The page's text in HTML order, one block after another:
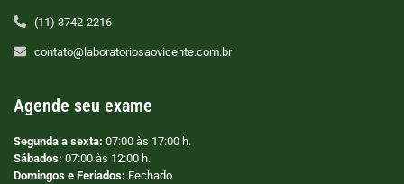
(11) 3742-2216
contato@laboratoriosaovicente.com.br
Agende seu exame
Segunda a sexta: 07:00 às 17:00 h.
Sábados: 07:00 às 12:00 h.
Domingos e Feriados: Fechado